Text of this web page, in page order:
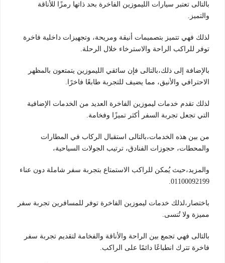
بالتالى تعتبر سيارات الليموزين الفاخرة بحد ذاتها رمزًا للأناقة
والتميز.
لذلك فهي تتميز بتصميمات أنيقة ومريحة، وتجهيزات داخلية فاخرة
توفر للراكب الراحة والاسترخاء خلال الرحلة.
بالإضافة إلى ذلك،بالتالى فإن سائقي الليموزين يتمتعون بالمظهر
الاحترافي والأنيق، مما يضيف للتجربة طابعًا فاخرًا.
لذلك تقدم خدمات ليموزين الفاخرة العديد من الخدمات الإضافية
التي تجعل تجربة السفر أكثر تميزًا وفخامة.
من بين هذه الخدمات،بالتالى استقبال الركاب في المطارات
والمحطات، حجوزات الفنادق، ترتيب الجولات السياحية،
والمزيد،حيث يُمكن للراكب الاستمتاع بتجربة سفر شاملة دون عناء
01100092199.
باختصار،لذلك خدمات ليموزين الفاخرة توفر للمسافرين تجربة سفر
مميزة ولا تُنسى.
بالتالى فهي تجمع بين الراحة والأناقة والفخامة لتقديم تجربة سفر
فاخرة تترك انطباعًا دائمًا على الراكب.